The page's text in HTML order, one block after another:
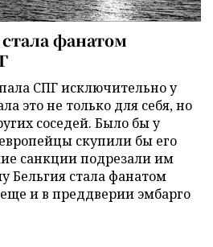
фанатом
СПГ исключительно у
это не только для себя, но
соседей. Было бы у
скупили бы его
санкции подрезали им
Бельгия стала фанатом
и в преддверии эмбарго